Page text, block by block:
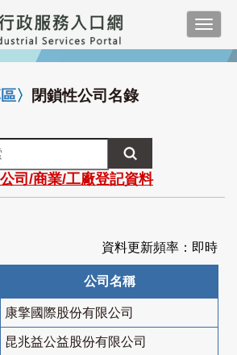
〉 閉鎖性公司名錄
公司/商業/工廠登記資料
資料更新頻率：即時
公司名稱
康擎國際股份有限公司
昆兆益公益股份有限公司